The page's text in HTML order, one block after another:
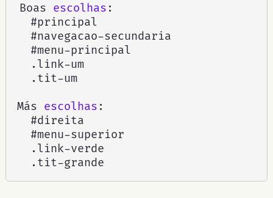
Boas escolhas :
  #principal
  #navegacao-secundaria
  #menu-principal
  .link-um
  .tit-um
Más escolhas :
  #direita
  #menu-superior
  .link-verde
  .tit-grande